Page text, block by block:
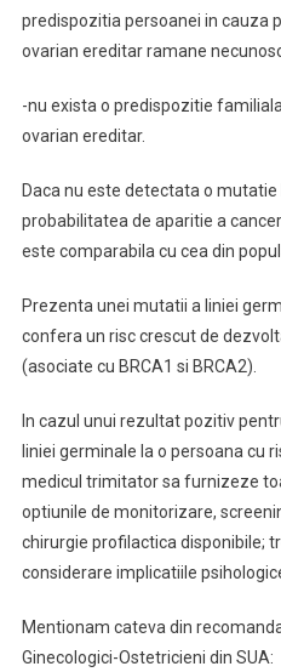
predispozitia persoanei in cauza
ovarian ereditar ramane
-nu exista o predispozitie
ovarian ereditar.
Daca nu este detectata o
probabilitatea de aparitie a
este comparabila cu cea din
Prezenta unei mutatii a liniei
confera un risc crescut de
(asociate cu BRCA1 si BRCA2).
In cazul unui rezultat pozitiv
liniei germinale la o persoana cu
medicul trimitator sa furnizeze
optiunile de monitorizare,
chirurgie profilactica disponibile;
considerare implicatiile
Mentionam cateva din
Ginecologici-Ostetricieni din SUA: